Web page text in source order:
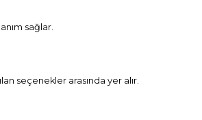
sağlar.
seçenekler arasında yer alır.